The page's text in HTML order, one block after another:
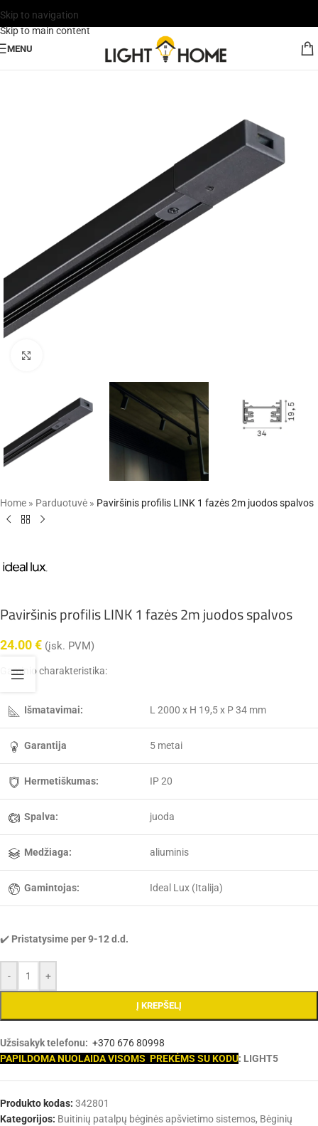
Skip to navigation
Skip to main content
MENU
Home » Parduotuvė » Paviršinis profilis LINK 1 fazės 2m juodos spalvos
Paviršinis profilis LINK 1 fazės 2m juodos spalvos
24.00€ (įsk. PVM)
Gaminio charakteristika:
Išmatavimai: L 2000 x H 19,5 x P 34 mm
Garantija 5 metai
Hermetiškumas: IP 20
Spalva: juoda
Medžiaga: aliuminis
Gamintojas: Ideal Lux (Italija)
✔️ Pristatysime per 9-12 d.d.
- +
Į KREPŠELĮ
Užsisakyk telefonu: +370 676 80998
PAPILDOMA NUOLAIDA VISOMS PREKĖMS SU KODU: LIGHT5
Produkto kodas: 342801
Kategorijos: Buitinių patalpų bėginės apšvietimo sistemos, Bėginių